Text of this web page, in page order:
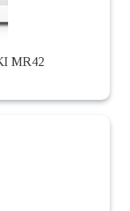
MR42